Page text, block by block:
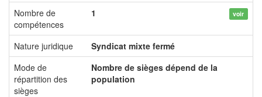
Nombre de
compétences
1 voir
Nature juridique
Syndicat mixte fermé
Mode de
répartition des
sièges
Nombre de sièges dépend de la
population